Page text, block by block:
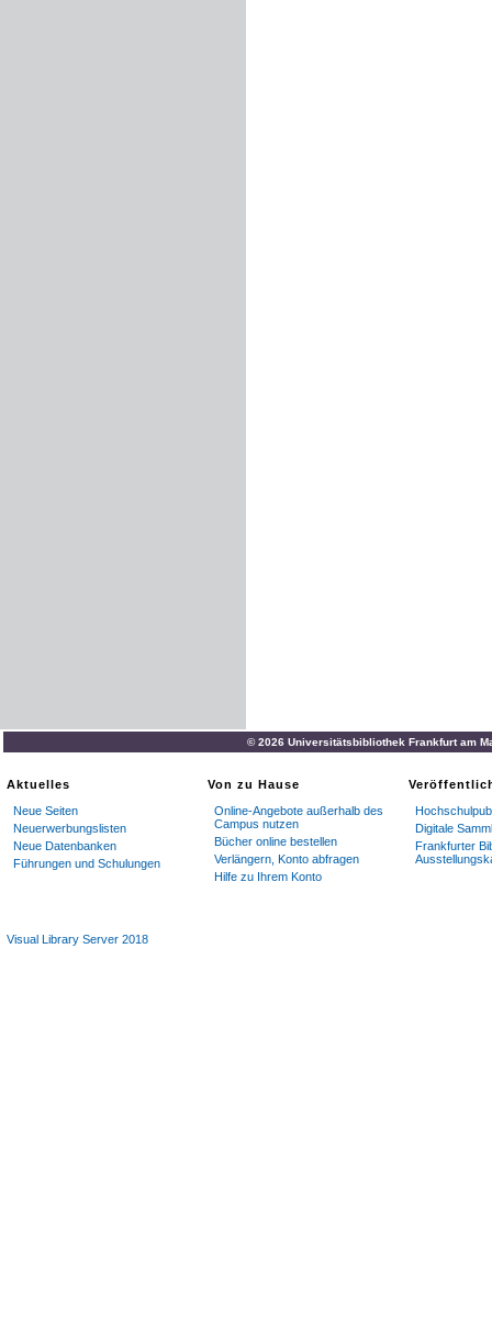
© 2026 Universitätsbibliothek Frankfurt am
Aktuelles
Neue Seiten
Neuerwerbungslisten
Neue Datenbanken
Führungen und Schulungen
Von zu Hause
Online-Angebote außerhalb des
Campus nutzen
Bücher online bestellen
Verlängern, Konto abfragen
Hilfe zu Ihrem Konto
Digitale
Frankfurter
Visual Library Server 2018